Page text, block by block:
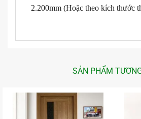
2.200mm (Hoặc theo kích thước
SẢN PHẨM